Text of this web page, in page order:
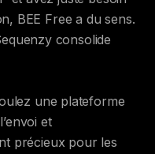
BEE Free a du sens.
consolide
une plateforme
et
précieux pour les